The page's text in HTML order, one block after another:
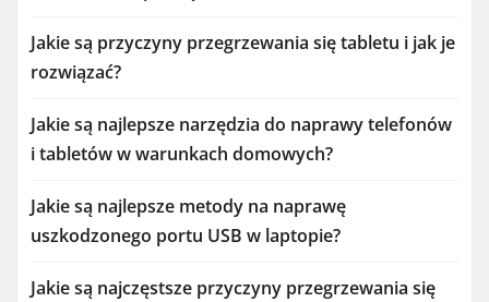
Jakie są przyczyny przegrzewania się tabletu i jak je
rozwiązać?
Jakie są najlepsze narzędzia do naprawy telefonów
i tabletów w warunkach domowych?
Jakie są najlepsze metody na naprawę
uszkodzonego portu USB w laptopie?
Jakie są najczęstsze przyczyny przegrzewania się